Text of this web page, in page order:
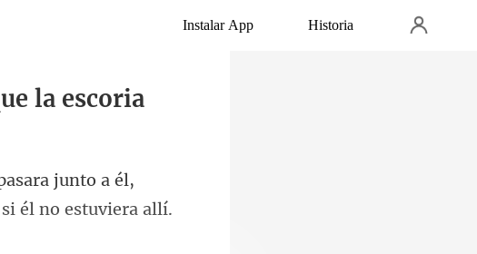
Instalar App Historia
la escoria
junto a él,